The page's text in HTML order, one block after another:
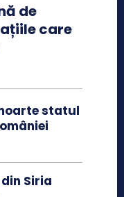
de
care
statul
Siria